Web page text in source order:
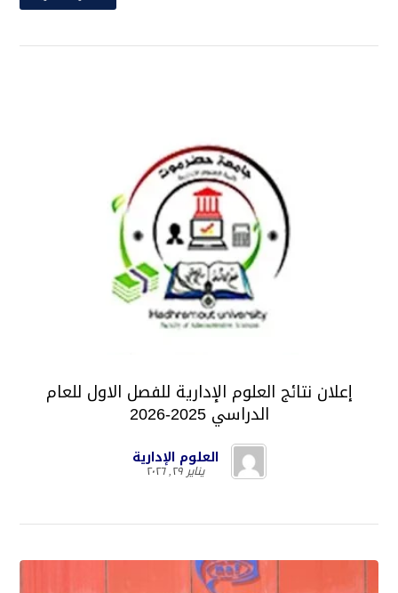
إعلان نتائج العلوم الإدارية للفصل الاول للعام
الدراسي 2025-2026
العلوم الإدارية
يناير ٢٩, ٢٠٢٦